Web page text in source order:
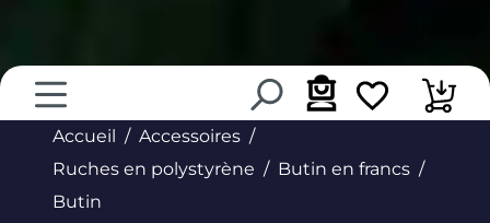
Accueil
Accessoires
Ruches en polystyrène
Butin en francs
Butin